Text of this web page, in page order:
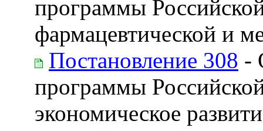
программы
фармацевтической и
Постановление 308 -
программы
экономическое